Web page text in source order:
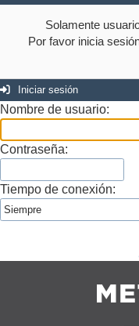
Solamente
Por favor inicia
Iniciar sesión
Nombre de usuario:
Contraseña:
Tiempo de conexión: